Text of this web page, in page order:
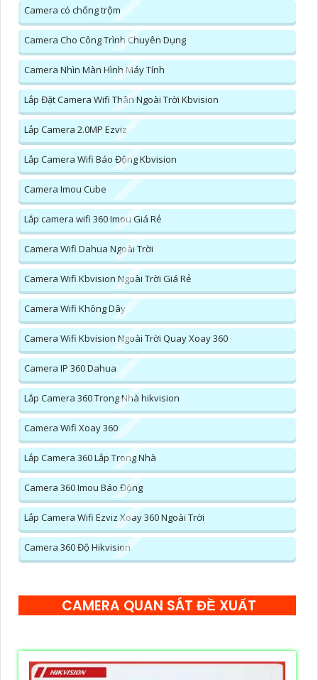
Camera có chống trộm
Camera Cho Công Trình Chuyên Dụng
Camera Nhìn Màn Hình Máy Tính
Lắp Đặt Camera Wifi Thân Ngoài Trời Kbvision
Lắp Camera 2.0MP Ezviz
Lắp Camera Wifi Báo Động Kbvision
Camera Imou Cube
Lắp camera wifi 360 Imou Giá Rẻ
Camera Wifi Dahua Ngoài Trời
Camera Wifi Kbvision Ngoài Trời Giá Rẻ
Camera Wifi Không Dây
Camera Wifi Kbvision Ngoài Trời Quay Xoay 360
Camera IP 360 Dahua
Lắp Camera 360 Trong Nhà hikvision
Camera Wifi Xoay 360
Lắp Camera 360 Lắp Trong Nhà
Camera 360 Imou Báo Động
Lắp Camera Wifi Ezviz Xoay 360 Ngoài Trời
Camera 360 Độ Hikvision
CAMERA QUAN SÁT ĐỀ XUẤT